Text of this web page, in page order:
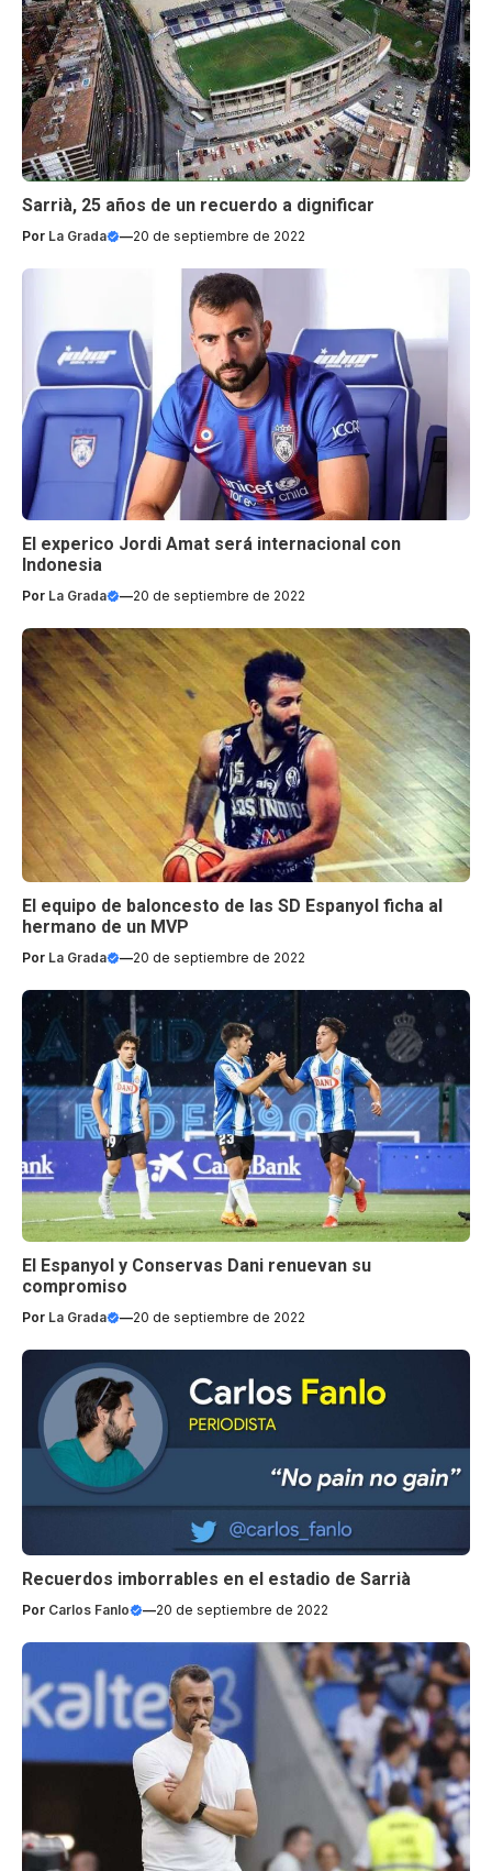
Sarrià, 25 años de un recuerdo a dignificar
Por La Grada —20 de septiembre de 2022
El experico Jordi Amat será internacional con
Indonesia
Por La Grada —20 de septiembre de 2022
El equipo de baloncesto de las SD Espanyol ficha al
hermano de un MVP
Por La Grada —20 de septiembre de 2022
El Espanyol y Conservas Dani renuevan su
compromiso
Por La Grada —20 de septiembre de 2022
Recuerdos imborrables en el estadio de Sarrià
Por Carlos Fanlo —20 de septiembre de 2022